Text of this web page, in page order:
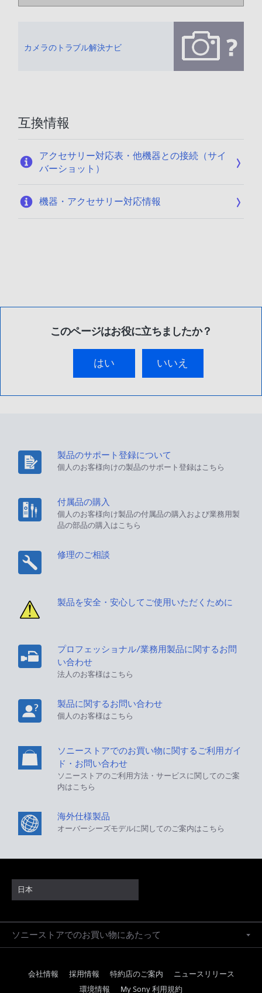
カメラのトラブル解決ナビ
互換情報
アクセサリー対応表・他機器との接続（サイ
バーショット）
機器・アクセサリー対応情報
このページはお役に立ちましたか？
はい いいえ
製品のサポート登録について
個人のお客様向けの製品のサポート登録はこちら
付属品の購入
個人のお客様向け製品の付属品の購入および業務用製
品の部品の購入はこちら
修理のご相談
製品を安全・安心してご使用いただくために
プロフェッショナル/業務用製品に関するお問
い合わせ
法人のお客様はこちら
製品に関するお問い合わせ
個人のお客様はこちら
ソニーストアでのお買い物に関するご利用ガイ
ド・お問い合わせ
ソニーストアのご利用方法・サービスに関してのご案
内はこちら
海外仕様製品
オーバーシーズモデルに関してのご案内はこちら
日本
ソニーストアでのお買い物にあたって
会社情報 採用情報 特約店のご案内
ニュースリリース
環境情報
My Sony 利用規約